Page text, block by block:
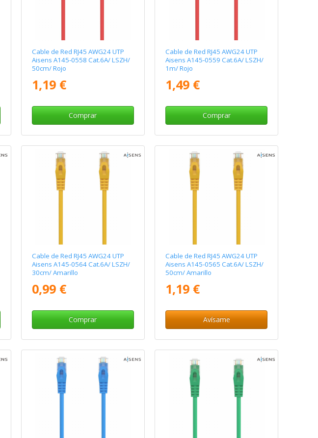
Cable de Red RJ45 AWG24 UTP
Aisens A145-0558 Cat.6A/ LSZH/
50cm/ Rojo
1,19 €
Comprar
Cable de Red RJ45 AWG24 UTP
Aisens A145-0559 Cat.6A/ LSZH/
1m/ Rojo
1,49 €
Comprar
Cable de Red RJ45 AWG24 UTP
Aisens A145-0564 Cat.6A/ LSZH/
30cm/ Amarillo
0,99 €
Comprar
Cable de Red RJ45 AWG24 UTP
Aisens A145-0565 Cat.6A/ LSZH/
50cm/ Amarillo
1,19 €
Avísame